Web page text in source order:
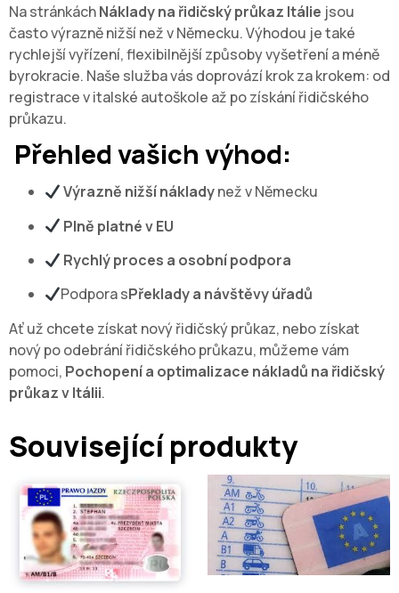
Na stránkáchNáklady na řidičský průkaz Itálie jsou
často výrazně nižší než v Německu. Výhodou je také
rychlejší vyřízení, flexibilnější způsoby vyšetření a méně
byrokracie. Naše služba vás doprovází krok za krokem: od
registrace v italské autoškole až po získání řidičského
průkazu.
Přehled vašich výhod:
Výrazně nižší nákladynež v Německu
Plně platné v EU
Rychlý proces a osobní podpora
Podpora sPřeklady a návštěvy úřadů
Ať už chcete získat nový řidičský průkaz, nebo získat
nový po odebrání řidičského průkazu, můžeme vám
pomoci, Pochopení a optimalizace nákladů na řidičský
průkaz v Itálii.
Související produkty